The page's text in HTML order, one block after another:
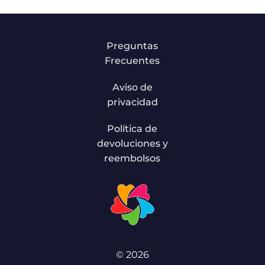
Preguntas
Frecuentes
Aviso de
privacidad
Política de
devoluciones y
reembolsos
© 2026